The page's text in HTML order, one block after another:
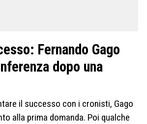
Fernando Gago
dopo una
il successo con i cronisti, Gago
alla prima domanda. Poi qualche